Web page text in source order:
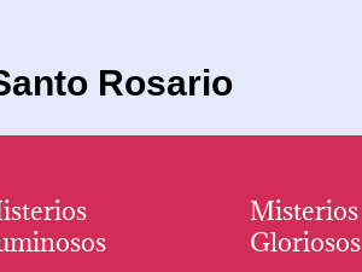
Rosario
Misterios
Gloriosos